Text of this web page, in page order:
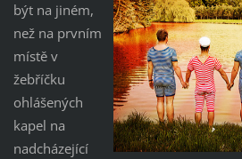
být na jiném,
než na prvním
místě v
žebříčku
ohlášených
kapel na
nadcházející